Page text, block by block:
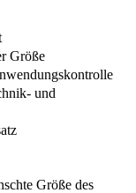
Größe
und
Größe des